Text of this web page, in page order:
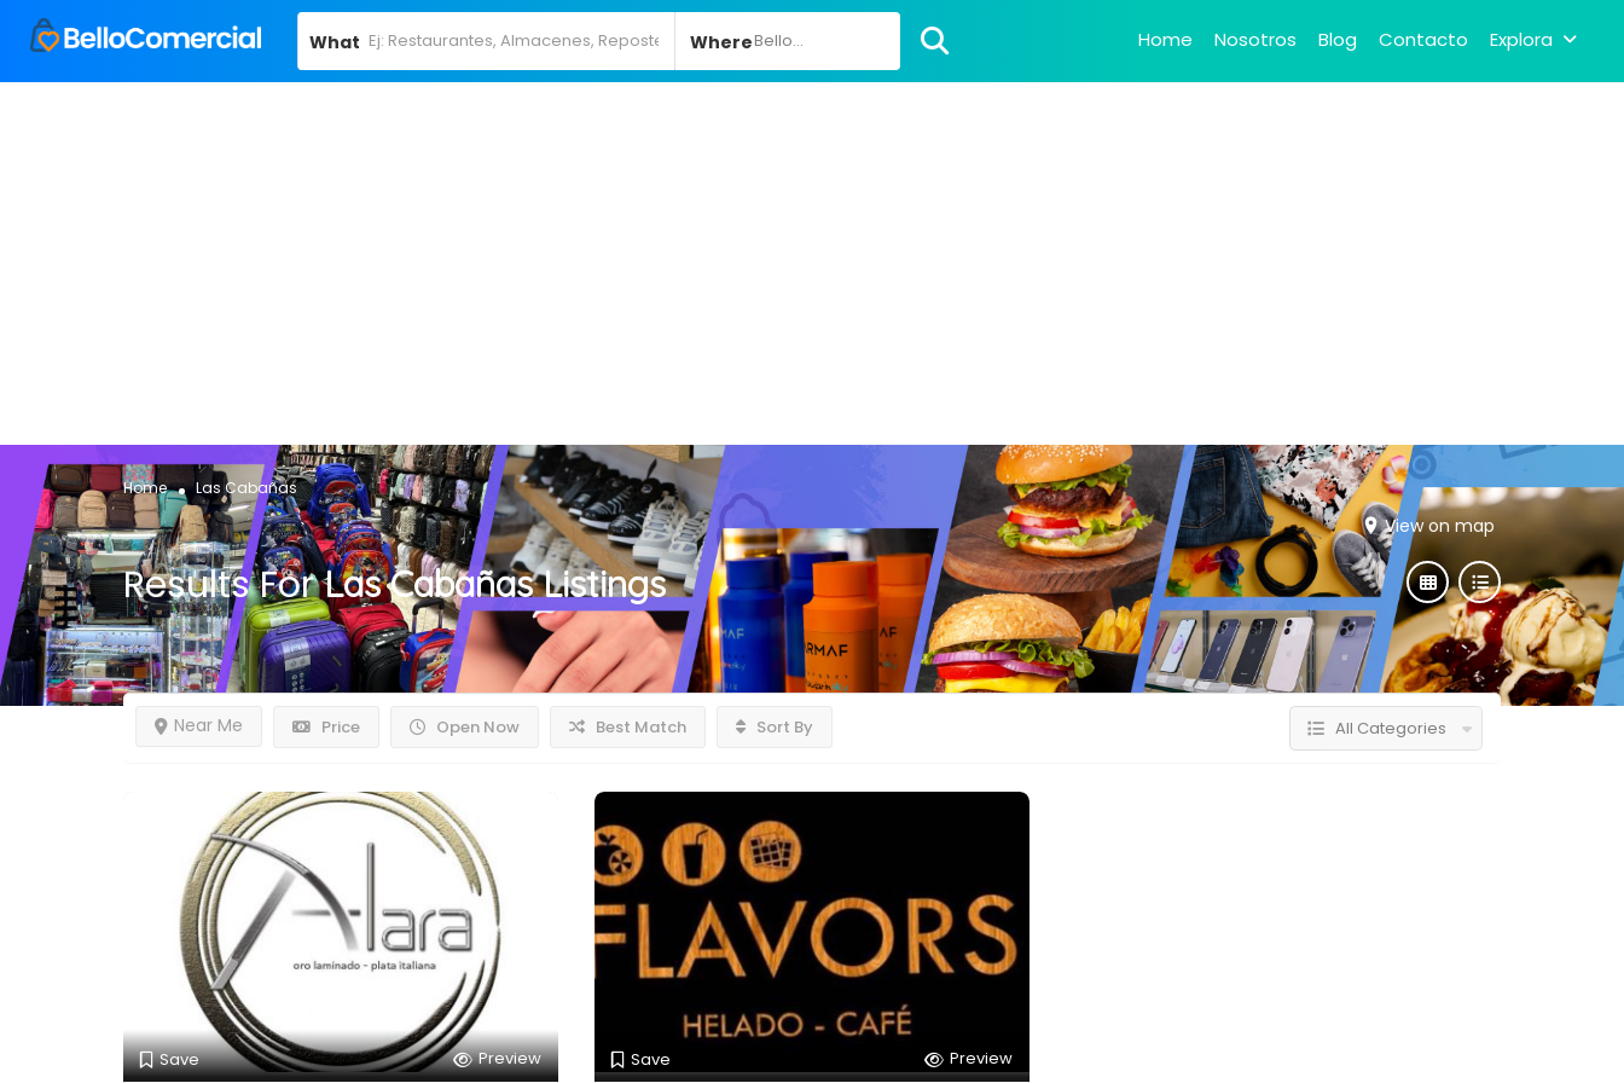
What WhereBello... Home Nosotros Blog Contacto Explora
Home Las Cabañas
View on map
Results ForLas Cabañas Listings
Price Open Now
Near Me Best Match Sort By All Categories
Save Preview Save Preview